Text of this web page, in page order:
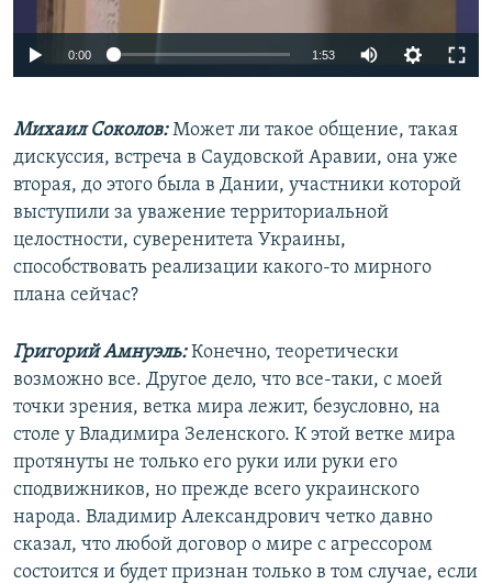
Auto 240p 360p 480p
720p 1080p
0:00 1:53
360p
480p
720p
Михаил Соколов:Может ли такое общение, такая
дискуссия, встреча в Саудовской Аравии, она уже
вторая, до этого была в Дании, участники которой
выступили за уважение территориальной
целостности, суверенитета Украины,
способствовать реализации какого-то мирного
плана сейчас?
Григорий Амнуэль:Конечно, теоретически
возможно все. Другое дело, что все-таки, с моей
точки зрения, ветка мира лежит, безусловно, на
столе у Владимира Зеленского. К этой ветке мира
протянуты не только его руки или руки его
сподвижников, но прежде всего украинского
народа. Владимир Александрович четко давно
сказал, что любой договор о мире с агрессором
состоится и будет признан только в том случае, если